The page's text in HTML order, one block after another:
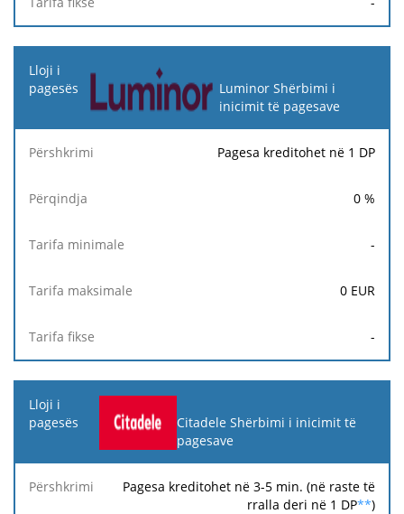
Luminor Shërbimi i
inicimit të pagesave
Pagesa kreditohet në 1 DP
0 %
-
0 EUR
-
Citadele Shërbimi i inicimit të
pagesave
Pagesa kreditohet në 3-5 min. (në raste të
rralla deri në 1 DP**)